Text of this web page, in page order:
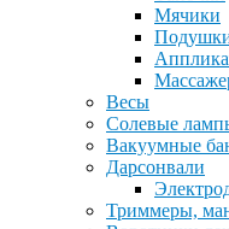
Мячики
Весы
Солевые
Вакуумные
Дарсонвали
Триммеры,